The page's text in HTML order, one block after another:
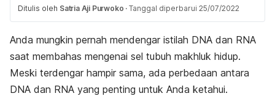
Ditulis oleh Satria Aji Purwoko · Tanggal diperbarui 25/07/2022
Anda mungkin pernah mendengar istilah DNA dan RNA
saat membahas mengenai sel tubuh makhluk hidup.
Meski terdengar hampir sama, ada perbedaan antara
DNA dan RNA yang penting untuk Anda ketahui.